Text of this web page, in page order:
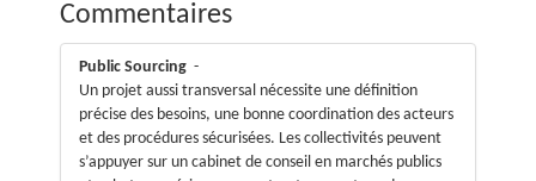
Commentaires
Public Sourcing -
Un projet aussi transversal nécessite une définition
précise des besoins, une bonne coordination des acteurs
et des procédures sécurisées. Les collectivités peuvent
s’appuyer sur un cabinet de conseil en marchés publics